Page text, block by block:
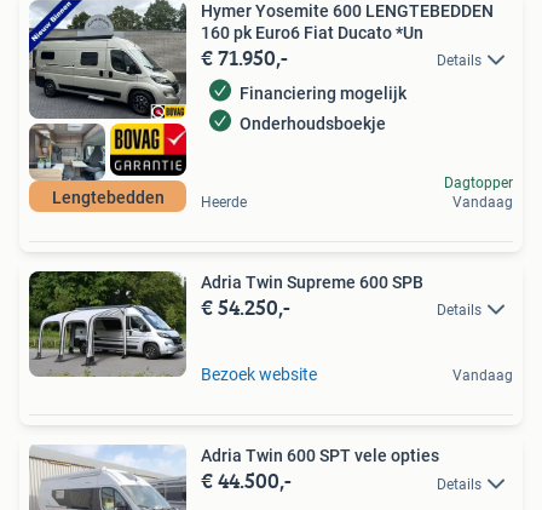
Lengtebedden
Hymer Yosemite 600 LENGTEBEDDEN
160 pk Euro6 Fiat Ducato *Un
€ 71.950,- Details
Financiering mogelijk
Onderhoudsboekje
Heerde
Dagtopper
Vandaag
Adria Twin Supreme 600 SPB
€ 54.250,- Details
Bezoek website Vandaag
Adria Twin 600 SPT vele opties
€ 44.500,- Details